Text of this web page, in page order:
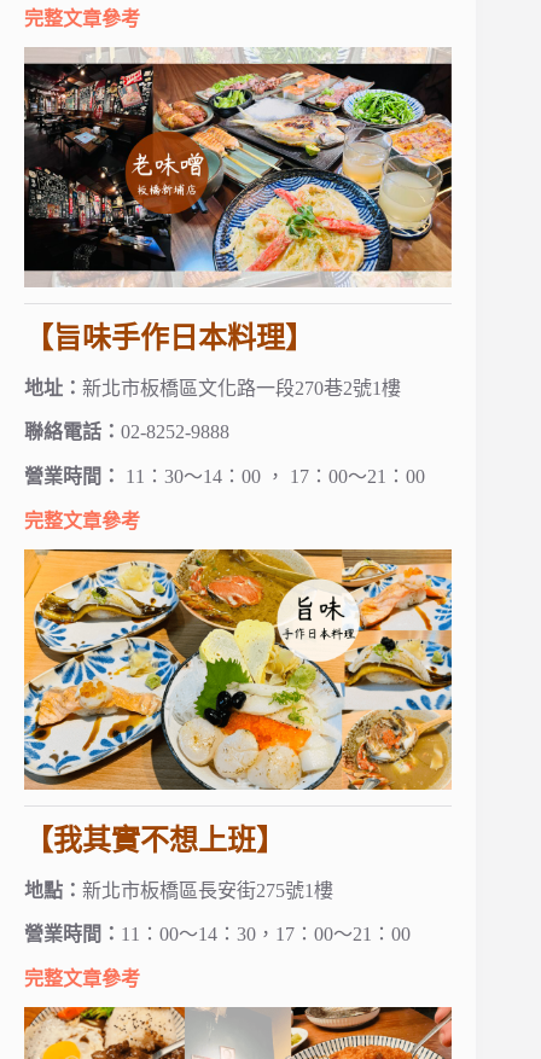
完整文章參考
【旨味手作日本料理】
地址： 新北市板橋區文化路一段270巷2號1樓
聯絡電話： 02-8252-9888
營業時間： 11：30～14：00 ， 17：00～21：00
完整文章參考
【我其實不想上班】
地點： 新北市板橋區長安街275號1樓
營業時間： 11：00～14：30，17：00～21：00
完整文章參考